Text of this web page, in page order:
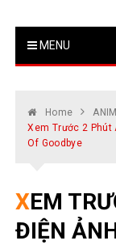
MENU
Home
Xem Trước 2 Phút
Of Goodbye
XEM TRƯỚC 2 PHÚT ANIME
ĐIỆN